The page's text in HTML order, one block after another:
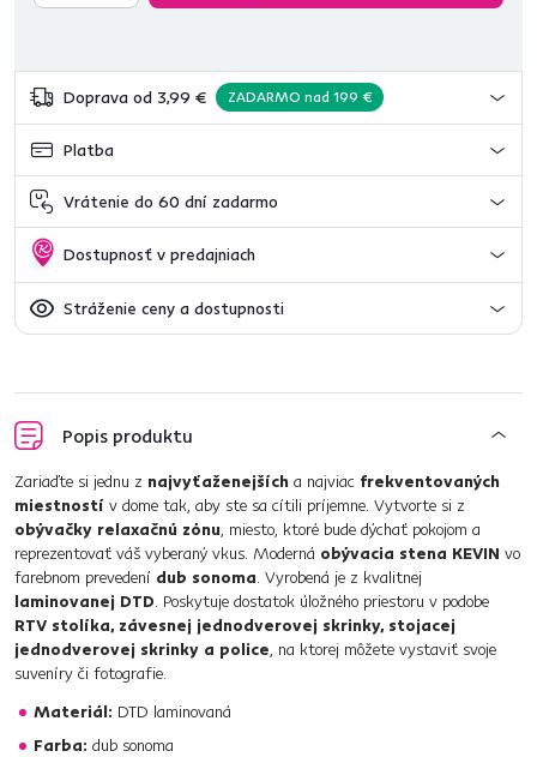
Doprava od 3,99 € ZADARMO nad 199 €
Platba
Vrátenie do 60 dní zadarmo
Dostupnosť v predajniach
Stráženie ceny a dostupnosti
Popis produktu
Zariaďte si jednu z najvyťaženejších a najviac frekventovaných
miestností v dome tak, aby ste sa cítili príjemne. Vytvorte si z
obývačky relaxačnú zónu, miesto, ktoré bude dýchať pokojom a
reprezentovať váš vyberaný vkus. Moderná obývacia stena KEVIN vo
farebnom prevedení dub sonoma. Vyrobená je z kvalitnej
laminovanej DTD. Poskytuje dostatok úložného priestoru v podobe
RTV stolíka, závesnej jednodverovej skrinky, stojacej
jednodverovej skrinky a police, na ktorej môžete vystaviť svoje
suveníry či fotografie.
Materiál: DTD laminovaná
Farba: dub sonoma